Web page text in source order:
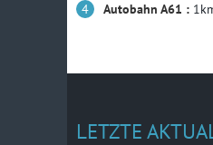
Autobahn A61 :
LETZTE